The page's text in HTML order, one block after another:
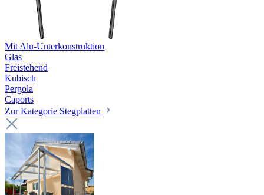
Mit Alu-Unterkonstruktion
Glas
Freistehend
Kubisch
Pergola
Caports
Zur Kategorie Stegplatten